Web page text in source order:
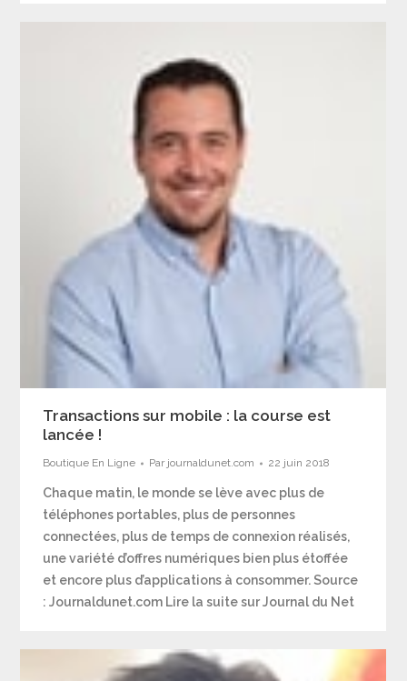
Transactions sur mobile : la course est
lancée !
Boutique En Ligne Par journaldunet.com 22 juin 2018
Chaque matin, le monde se lève avec plus de
téléphones portables, plus de personnes
connectées, plus de temps de connexion réalisés,
une variété d’offres numériques bien plus étoffée
et encore plus d’applications à consommer. Source
: Journaldunet.com Lire la suite sur Journal du Net